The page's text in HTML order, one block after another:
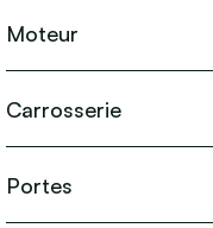
Moteur
Carrosserie
Portes